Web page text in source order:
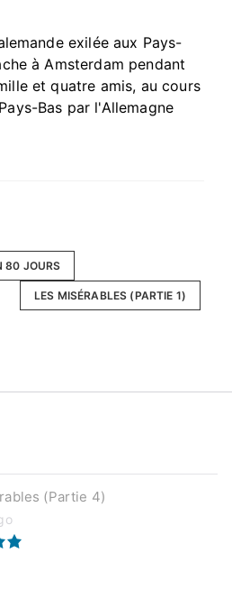
exilée aux Pays-
à Amsterdam pendant
et quatre amis, au cours
Bas par l'Allemagne
80 JOURS
LES MISÉRABLES (PARTIE 1)
(partie 4)